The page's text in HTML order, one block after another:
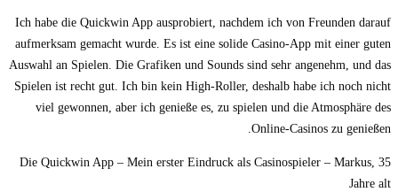
Ich habe die Quickwin App ausprobiert, nachdem ich von Freunden darauf
aufmerksam gemacht wurde. Es ist eine solide Casino-App mit einer guten
Auswahl an Spielen. Die Grafiken und Sounds sind sehr angenehm, und das
Spielen ist recht gut. Ich bin kein High-Roller, deshalb habe ich noch nicht
viel gewonnen, aber ich genieße es, zu spielen und die Atmosphäre des
Online-Casinos zu genießen.
Die Quickwin App – Mein erster Eindruck als Casinospieler – Markus, 35
Jahre alt